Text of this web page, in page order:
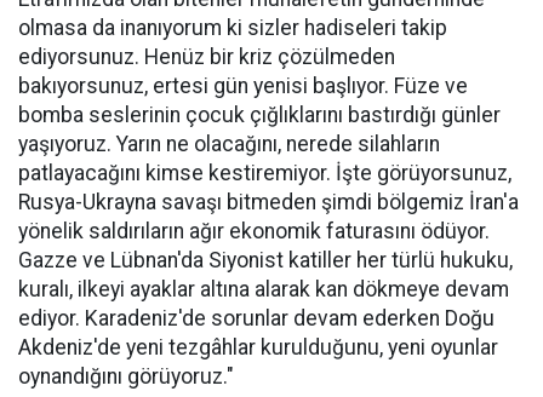
olmasa da inanıyorum ki sizler hadiseleri takip
ediyorsunuz. Henüz bir kriz çözülmeden
bakıyorsunuz, ertesi gün yenisi başlıyor. Füze ve
bomba seslerinin çocuk çığlıklarını bastırdığı günler
yaşıyoruz. Yarın ne olacağını, nerede silahların
patlayacağını kimse kestiremiyor. İşte görüyorsunuz,
Rusya-Ukrayna savaşı bitmeden şimdi bölgemiz İran'a
yönelik saldırıların ağır ekonomik faturasını ödüyor.
Gazze ve Lübnan'da Siyonist katiller her türlü hukuku,
kuralı, ilkeyi ayaklar altına alarak kan dökmeye devam
ediyor. Karadeniz'de sorunlar devam ederken Doğu
Akdeniz'de yeni tezgâhlar kurulduğunu, yeni oyunlar
oynandığını görüyoruz."